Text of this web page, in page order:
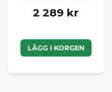
2 289 kr
LÄGG I KORGEN